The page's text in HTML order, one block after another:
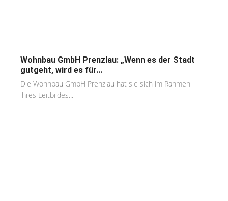
Wohnbau GmbH Prenzlau: „Wenn es der Stadt
gutgeht, wird es für...
Die Wohnbau GmbH Prenzlau hat sie sich im Rahmen
ihres Leitbildes...